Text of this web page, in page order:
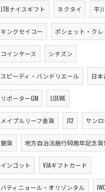
JTBナイスギフト ネクタイ 平
キングセイコー ポシェット・クレ
コインケース シチズン
スピーディ・バンドリエール 日本
リポーターGM LOEWE
メイプルリーフ金貨 J12 サン
銀貨 地方自治法施行60周年記念貨
インゴット VJAギフトカード
バティニョール・オリゾンタル IWC